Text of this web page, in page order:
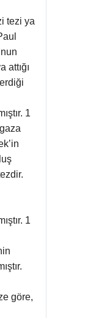
tezi ya
attığı
1
1
göre,